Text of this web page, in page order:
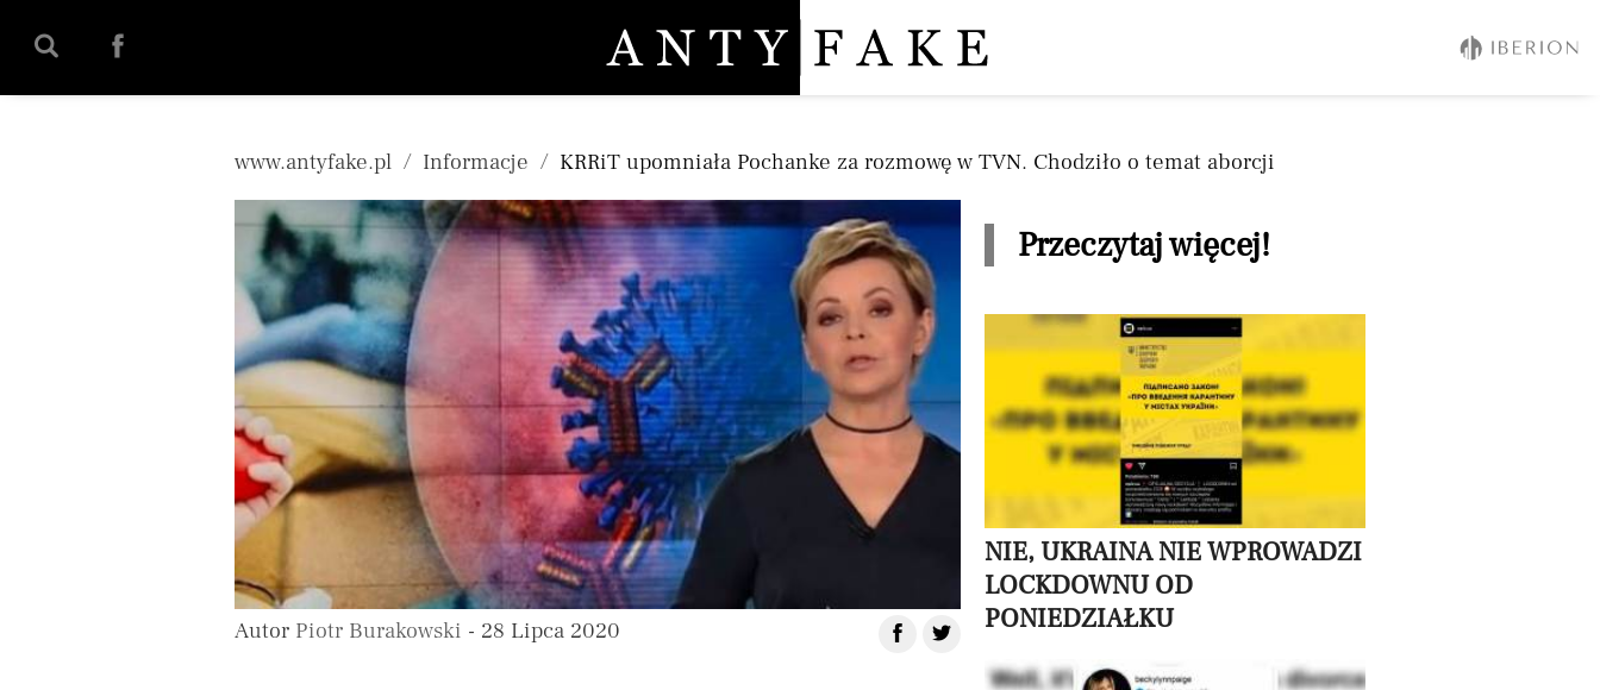
Pomiń nawigację
www.antyfake.pl Informacje KRRiT upomniała Pochanke za rozmowę w TVN. Chodziło o temat aborcji
Autor Piotr Burakowski - 28 Lipca 2020
Przeczytaj więcej!
NIE, UKRAINA NIE WPROWADZI
LOCKDOWNU OD
PONIEDZIAŁKU